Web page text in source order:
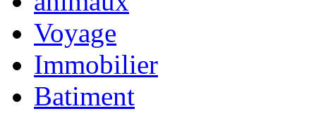
Voyage
Immobilier
Batiment